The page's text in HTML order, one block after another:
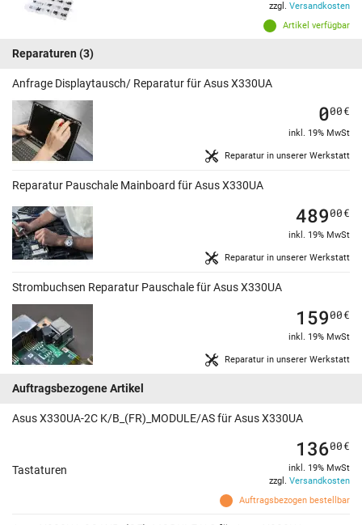
Artikel verfügbar
zzgl. Versandkosten
Reparaturen (3)
Anfrage Displaytausch/ Reparatur für Asus X330UA
Reparatur in unserer Werkstatt
000€
inkl. 19% MwSt
Reparatur Pauschale Mainboard für Asus X330UA
Reparatur in unserer Werkstatt
48900€
inkl. 19% MwSt
Strombuchsen Reparatur Pauschale für Asus X330UA
Reparatur in unserer Werkstatt
15900€
inkl. 19% MwSt
Auftragsbezogene Artikel
Asus X330UA-2C K/B_(FR)_MODULE/AS für Asus X330UA
Tastaturen
Auftragsbezogen bestellbar
13600€
inkl. 19% MwSt
zzgl. Versandkosten